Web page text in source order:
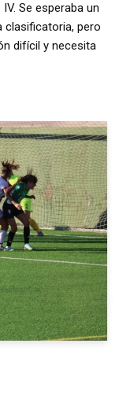
Se esperaba un
clasificatoria, pero
difícil y necesita